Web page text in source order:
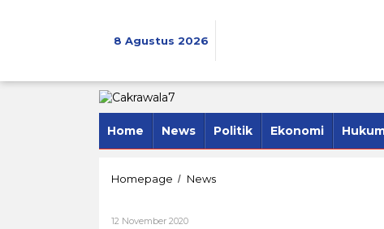
8 Agustus 2026
Home News Politik Ekonomi
Homepage / NewsFirasat
12 November 2020Oleh